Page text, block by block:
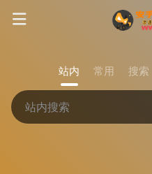
站内 常用 搜索